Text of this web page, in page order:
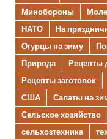
Минобороны
НАТО
На
Огурцы на зиму
Природа
Рецепты
Рецепты заготовок
США
Салаты на
Сельское хозяйство
сельхозтехника